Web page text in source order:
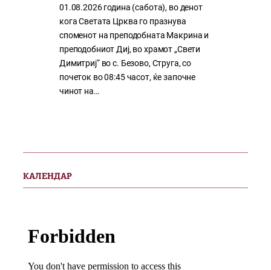
01.08.2026 година (сабота), во денот
кога Светата Црква го празнува
споменот на преподобната Макрина и
преподобниот Диј, во храмот „Свети
Димитриј“ во с. Безово, Струга, со
почеток во 08:45 часот, ќе започне
чинот на…
КАЛЕНДАР